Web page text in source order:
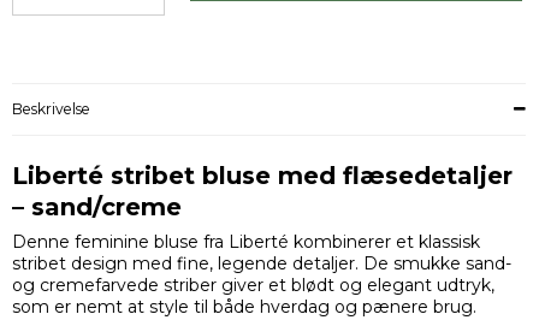
Beskrivelse
Liberté stribet bluse med flæsedetaljer
– sand/creme
Denne feminine bluse fra Liberté kombinerer et klassisk
stribet design med fine, legende detaljer. De smukke sand-
og cremefarvede striber giver et blødt og elegant udtryk,
som er nemt at style til både hverdag og pænere brug.